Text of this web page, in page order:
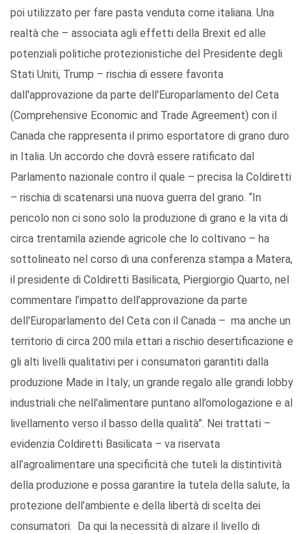
poi utilizzato per fare pasta venduta come italiana. Una
realtà che – associata agli effetti della Brexit ed alle
potenziali politiche protezionistiche del Presidente degli
Stati Uniti, Trump – rischia di essere favorita
dall'approvazione da parte dell'Europarlamento del Ceta
(Comprehensive Economic and Trade Agreement) con il
Canada che rappresenta il primo esportatore di grano duro
in Italia. Un accordo che dovrà essere ratificato dal
Parlamento nazionale contro il quale – precisa la Coldiretti
– rischia di scatenarsi una nuova guerra del grano. “In
pericolo non ci sono solo la produzione di grano e la vita di
circa trentamila aziende agricole che lo coltivano – ha
sottolineato nel corso di una conferenza stampa a Matera,
il presidente di Coldiretti Basilicata, Piergiorgio Quarto, nel
commentare l’impatto dell’approvazione da parte
dell'Europarlamento del Ceta con il Canada – ma anche un
territorio di circa 200 mila ettari a rischio desertificazione e
gli alti livelli qualitativi per i consumatori garantiti dalla
produzione Made in Italy; un grande regalo alle grandi lobby
industriali che nell’alimentare puntano all’omologazione e al
livellamento verso il basso della qualità”. Nei trattati –
evidenzia Coldiretti Basilicata – va riservata
all’agroalimentare una specificità che tuteli la distintività
della produzione e possa garantire la tutela della salute, la
protezione dell’ambiente e della libertà di scelta dei
consumatori. Da qui la necessità di alzare il livello di